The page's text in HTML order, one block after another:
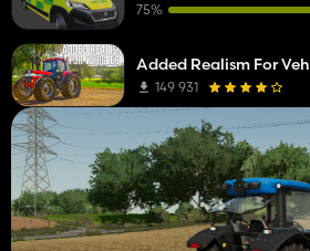
75%
Added Realism For
149 931